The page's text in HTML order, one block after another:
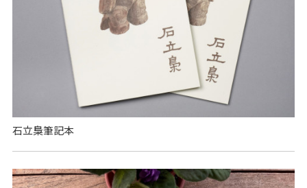
石立梟筆記本